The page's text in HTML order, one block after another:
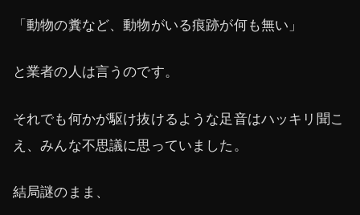
「動物の糞など、動物がいる痕跡が何も無い」
と業者の人は言うのです。
それでも何かが駆け抜けるような足音はハッキリ聞こ
え、みんな不思議に思っていました。
結局謎のまま、